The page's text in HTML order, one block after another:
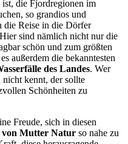
ist, die Fjordregionen im
so grandios und
die Reise in die Dörfer
sind nämlich nicht nur die
schön und zum größten
außerdem die bekanntesten
des Landes. Wer
nicht kennt, der sollte
Schönheiten zu
Freude, sich in diesen
von Mutter Natur so nahe zu